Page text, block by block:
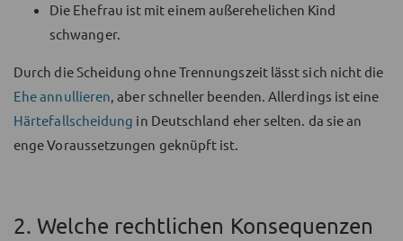
Die Ehefrau ist mit einem außerehelichen Kind
schwanger.
Durch die Scheidung ohne Trennungszeit lässt sich nicht die
Ehe annullieren, aber schneller beenden. Allerdings ist eine
Härtefallscheidung in Deutschland eher selten. da sie an
enge Voraussetzungen geknüpft ist.
2. Welche rechtlichen Konsequenzen